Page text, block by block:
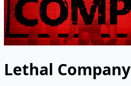
Lethal Company